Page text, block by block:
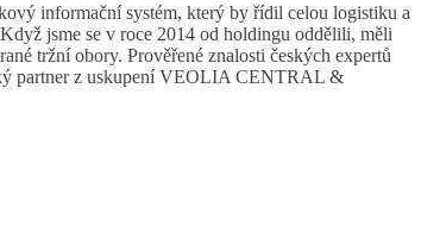
informační systém, který by řídil celou logistiku a
jsme se v roce 2014 od holdingu oddělili, měli
tržní obory. Prověřené znalosti českých expertů
partner z uskupení VEOLIA CENTRAL &